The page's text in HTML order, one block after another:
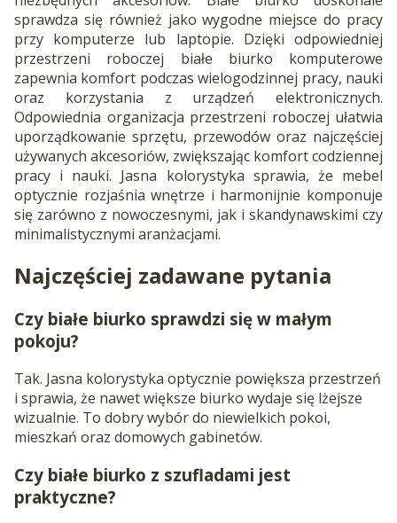
sprawdza się również jako wygodne miejsce do pracy
przy komputerze lub laptopie. Dzięki odpowiedniej
przestrzeni roboczej białe biurko komputerowe
zapewnia komfort podczas wielogodzinnej pracy, nauki
oraz korzystania z urządzeń elektronicznych.
Odpowiednia organizacja przestrzeni roboczej ułatwia
uporządkowanie sprzętu, przewodów oraz najczęściej
używanych akcesoriów, zwiększając komfort codziennej
pracy i nauki. Jasna kolorystyka sprawia, że mebel
optycznie rozjaśnia wnętrze i harmonijnie komponuje
się zarówno z nowoczesnymi, jak i skandynawskimi czy
minimalistycznymi aranżacjami.
Najczęściej zadawane pytania
Czy białe biurko sprawdzi się w małym
pokoju?
Tak. Jasna kolorystyka optycznie powiększa przestrzeń
i sprawia, że nawet większe biurko wydaje się lżejsze
wizualnie. To dobry wybór do niewielkich pokoi,
mieszkań oraz domowych gabinetów.
Czy białe biurko z szufladami jest
praktyczne?